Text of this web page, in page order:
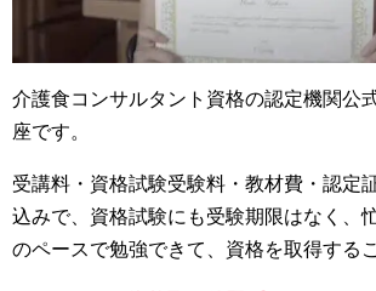
介護食コンサルタント資格の認定機関公
座です。
受講料・資格試験受験料・教材費・認定
込みで、資格試験にも受験期限はなく、
のペースで勉強できて、資格を取得する